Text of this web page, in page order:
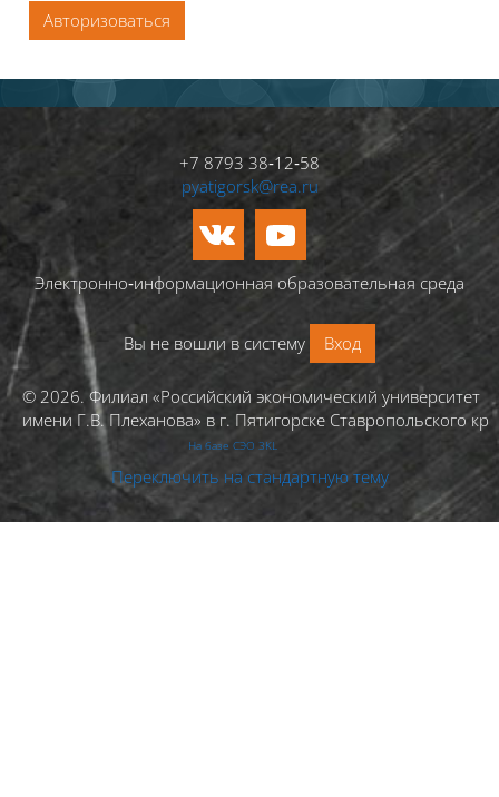
Авторизоваться
+7 8793 38‑12‑58
pyatigorsk@rea.ru
Электронно‑информационная образовательная среда
Вы не вошли в систему Вход
© 2026. Филиал «Российский экономический университет
имени Г.В. Плеханова» в г. Пятигорске Ставропольского
На базе СЭО 3KL
Переключить на стандартную тему